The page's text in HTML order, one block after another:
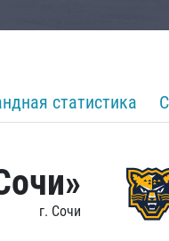
статистика
г. Сочи